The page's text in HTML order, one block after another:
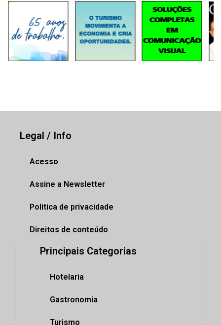
Legal / Info
Acesso
Assine a Newsletter
Politica de privacidade
Direitos de conteúdo
Principais Categorias
Hotelaria
Gastronomia
Turismo